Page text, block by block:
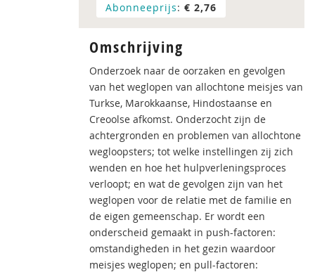
Abonneeprijs: € 2,76
Omschrijving
Onderzoek naar de oorzaken en gevolgen
van het weglopen van allochtone meisjes van
Turkse, Marokkaanse, Hindostaanse en
Creoolse afkomst. Onderzocht zijn de
achtergronden en problemen van allochtone
wegloopsters; tot welke instellingen zij zich
wenden en hoe het hulpverleningsproces
verloopt; en wat de gevolgen zijn van het
weglopen voor de relatie met de familie en
de eigen gemeenschap. Er wordt een
onderscheid gemaakt in push-factoren:
omstandigheden in het gezin waardoor
meisjes weglopen; en pull-factoren: